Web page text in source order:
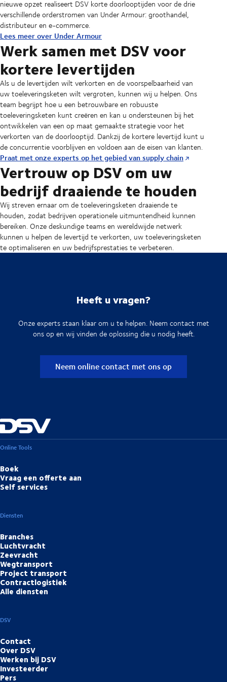
nieuwe opzet realiseert DSV korte doorlooptijden voor de drie
verschillende orderstromen van Under Armour: groothandel,
distributeur en e-commerce.
Lees meer over Under Armour
Werk samen met DSV voor
kortere levertijden
Als u de levertijden wilt verkorten en de voorspelbaarheid van
uw toeleveringsketen wilt vergroten, kunnen wij u helpen. Ons
team begrijpt hoe u een betrouwbare en robuuste
toeleveringsketen kunt creëren en kan u ondersteunen bij het
ontwikkelen van een op maat gemaakte strategie voor het
verkorten van de doorlooptijd. Dankzij de kortere levertijd kunt u
de concurrentie voorblijven en voldoen aan de eisen van klanten.
Praat met onze experts op het gebied van supply chain
Vertrouw op DSV om uw
bedrijf draaiende te houden
Wij streven ernaar om de toeleveringsketen draaiende te
houden, zodat bedrijven operationele uitmuntendheid kunnen
bereiken. Onze deskundige teams en wereldwijde netwerk
kunnen u helpen de levertijd te verkorten, uw toeleveringsketen
te optimaliseren en uw bedrijfsprestaties te verbeteren.
Heeft u vragen?
Onze experts staan klaar om u te helpen. Neem contact met
ons op en wij vinden de oplossing die u nodig heeft.
Neem online contact met ons op
Online Tools
Boek
Vraag een offerte aan
Self services
Diensten
Branches
Luchtvracht
Zeevracht
Wegtransport
Project transport
Contractlogistiek
Alle diensten
DSV
Contact
Over DSV
Werken bij DSV
Investeerder
Pers